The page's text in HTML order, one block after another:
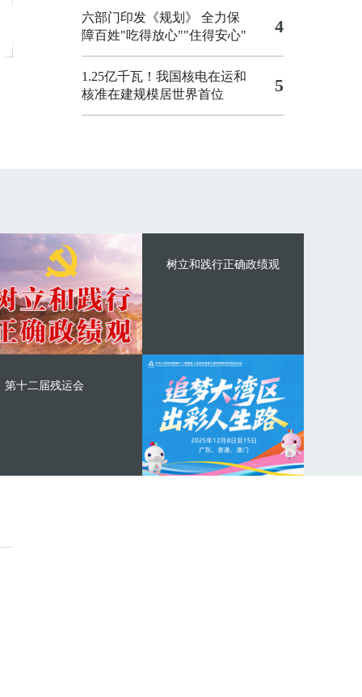
六部门印发《规划》 全力保
障百姓"吃得放心""住得安心"
4
1.25亿千瓦！我国核电在运和
核准在建规模居世界首位
5
树立和践行正确政绩观
第十二届残运会